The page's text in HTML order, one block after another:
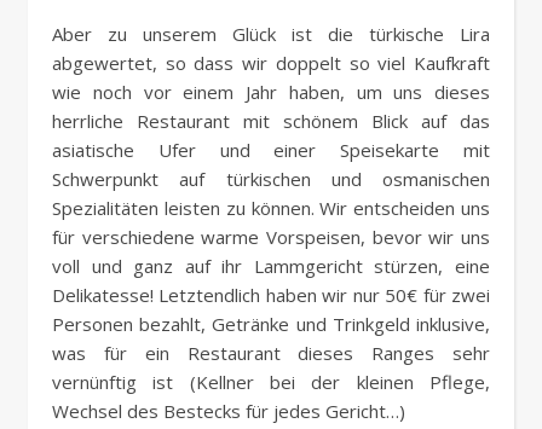
Aber zu unserem Glück ist die türkische Lira
abgewertet, so dass wir doppelt so viel Kaufkraft
wie noch vor einem Jahr haben, um uns dieses
herrliche Restaurant mit schönem Blick auf das
asiatische Ufer und einer Speisekarte mit
Schwerpunkt auf türkischen und osmanischen
Spezialitäten leisten zu können. Wir entscheiden uns
für verschiedene warme Vorspeisen, bevor wir uns
voll und ganz auf ihr Lammgericht stürzen, eine
Delikatesse! Letztendlich haben wir nur 50€ für zwei
Personen bezahlt, Getränke und Trinkgeld inklusive,
was für ein Restaurant dieses Ranges sehr
vernünftig ist (Kellner bei der kleinen Pflege,
Wechsel des Bestecks für jedes Gericht…)